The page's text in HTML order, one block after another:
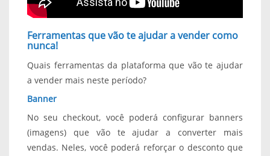
Ferramentas que vão te ajudar a vender como
nunca!
Quais ferramentas da plataforma que vão te ajudar
a vender mais neste período?
Banner
No seu checkout, você poderá configurar banners
(imagens) que vão te ajudar a converter mais
vendas. Neles, você poderá reforçar o desconto que